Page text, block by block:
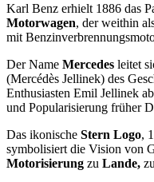
Karl Benz erhielt 1886 das
Motorwagen, der weithin
mit
Der Name Mercedes leitet
(Mercédès Jellinek) des
Enthusiasten Emil Jellinek
und Popularisierung früher
Das ikonische Stern Logo,
symbolisiert die Vision von
Motorisierung zu Lande, zu